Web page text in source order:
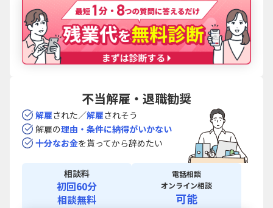
不当解雇・退職勧奨
解雇された／解雇されそう
解雇の理由・条件に納得がいかない
十分なお金を貰ってから辞めたい
相談料
初回60分
相談無料
電話相談
オンライン相談
可能